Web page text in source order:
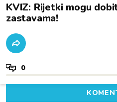
KVIZ: Rijetki mogu
zastavama!
0